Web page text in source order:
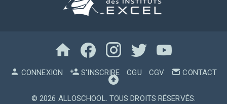
CONNEXION S'INSCRIRE CGU CGV CONTACT
© 2026 ALLOSCHOOL. TOUS DROITS RÉSERVÉS.